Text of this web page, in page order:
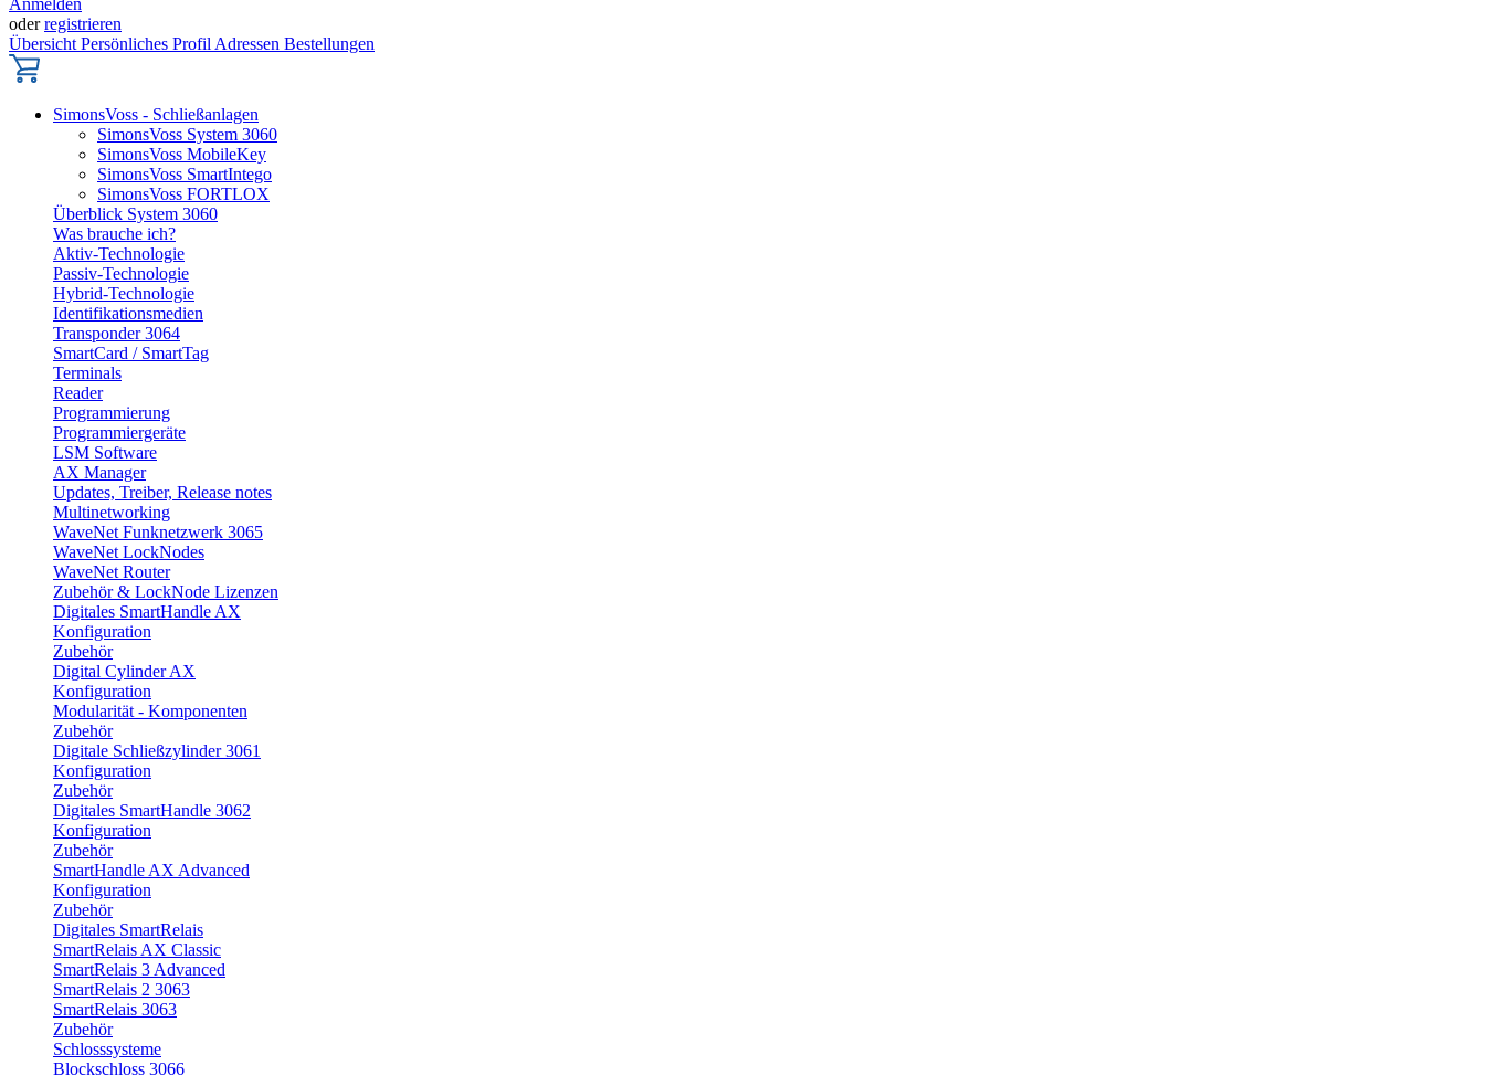
Anmelden
oderregistrieren
Übersicht Persönliches Profil Adressen Bestellungen
SimonsVoss - Schließanlagen
SimonsVoss System 3060
SimonsVoss MobileKey
SimonsVoss SmartIntego
SimonsVoss FORTLOX
Überblick System 3060
Was brauche ich?
Aktiv-Technologie
Passiv-Technologie
Hybrid-Technologie
Identifikationsmedien
Transponder 3064
SmartCard / SmartTag
Terminals
Reader
Programmierung
Programmiergeräte
LSM Software
AX Manager
Updates, Treiber, Release notes
Multinetworking
WaveNet Funknetzwerk 3065
WaveNet LockNodes
WaveNet Router
Zubehör & LockNode Lizenzen
Digitales SmartHandle AX
Konfiguration
Zubehör
Digital Cylinder AX
Konfiguration
Modularität - Komponenten
Zubehör
Digitale Schließzylinder 3061
Konfiguration
Zubehör
Digitales SmartHandle 3062
Konfiguration
Zubehör
SmartHandle AX Advanced
Konfiguration
Zubehör
Digitales SmartRelais
SmartRelais AX Classic
SmartRelais 3 Advanced
SmartRelais 2 3063
SmartRelais 3063
Zubehör
Schlosssysteme
Blockschloss 3066